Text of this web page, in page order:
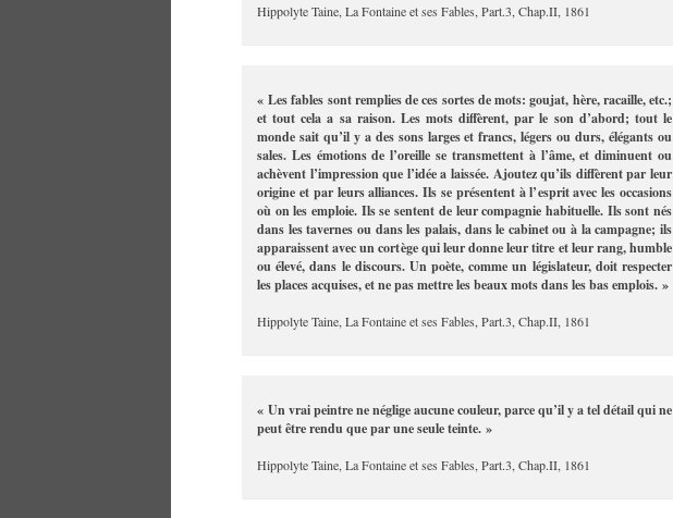
Hippolyte Taine, La Fontaine et ses Fables, Part.3, Chap.II, 1861
« Les fables sont remplies de ces sortes de mots: goujat, hère, racaille, etc.;
et tout cela a sa raison. Les mots diffèrent, par le son d’abord; tout le
monde sait qu’il y a des sons larges et francs, légers ou durs, élégants ou
sales. Les émotions de l’oreille se transmettent à l’âme, et diminuent ou
achèvent l’impression que l’idée a laissée. Ajoutez qu’ils diffèrent par leur
origine et par leurs alliances. Ils se présentent à l’esprit avec les occasions
où on les emploie. Ils se sentent de leur compagnie habituelle. Ils sont nés
dans les tavernes ou dans les palais, dans le cabinet ou à la campagne; ils
apparaissent avec un cortège qui leur donne leur titre et leur rang, humble
ou élevé, dans le discours. Un poète, comme un législateur, doit respecter
les places acquises, et ne pas mettre les beaux mots dans les bas emplois. »
Hippolyte Taine, La Fontaine et ses Fables, Part.3, Chap.II, 1861
« Un vrai peintre ne néglige aucune couleur, parce qu’il y a tel détail qui ne
peut être rendu que par une seule teinte. »
Hippolyte Taine, La Fontaine et ses Fables, Part.3, Chap.II, 1861